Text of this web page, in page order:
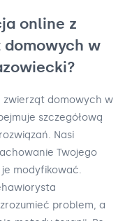
online z
w
zwierząt domowych w
szczegółową
Nasi
Twojego
modyfikować.
problem, a